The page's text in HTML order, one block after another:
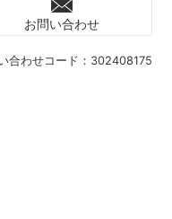
合わせコード： 302408175
お問い合わせ